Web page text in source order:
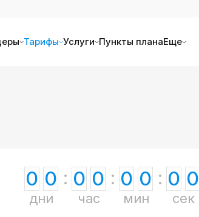
Тарифы Услуги Пункты планаЕще
0 0
дни
0 0
час
0 0
мин
0 0
сек